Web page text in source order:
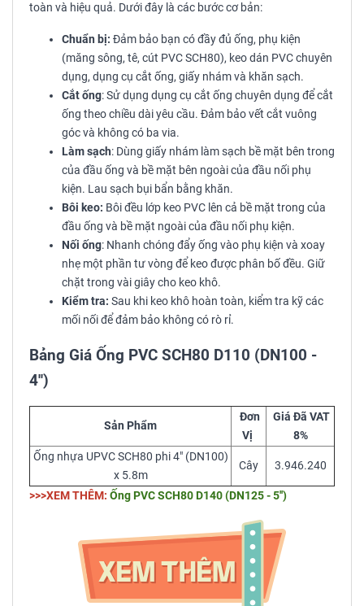
toàn và hiệu quả. Dưới đây là các bước cơ bản:
Chuẩn bị: Đảm bảo bạn có đầy đủ ống, phụ kiện
(măng sông, tê, cút PVC SCH80), keo dán PVC chuyên
dụng, dụng cụ cắt ống, giấy nhám và khăn sạch.
Cắt ống: Sử dụng dụng cụ cắt ống chuyên dụng để cắt
ống theo chiều dài yêu cầu. Đảm bảo vết cắt vuông
góc và không có ba via.
Làm sạch: Dùng giấy nhám làm sạch bề mặt bên trong
của đầu ống và bề mặt bên ngoài của đầu nối phụ
kiện. Lau sạch bụi bẩn bằng khăn.
Bôi keo: Bôi đều lớp keo PVC lên cả bề mặt trong của
đầu ống và bề mặt ngoài của đầu nối phụ kiện.
Nối ống: Nhanh chóng đẩy ống vào phụ kiện và xoay
nhẹ một phần tư vòng để keo được phân bố đều. Giữ
chặt trong vài giây cho keo khô.
Kiểm tra: Sau khi keo khô hoàn toàn, kiểm tra kỹ các
mối nối để đảm bảo không có rò rỉ.
Bảng Giá Ống PVC SCH80 D110 (DN100 -
4'')
Sản Phẩm
Đơn
Vị
Giá Đã VAT
8%
Ống nhựa UPVC SCH80 phi 4" (DN100)
x 5.8m
Cây 3.946.240
>>>XEM THÊM: Ống PVC SCH80 D140 (DN125 - 5'')